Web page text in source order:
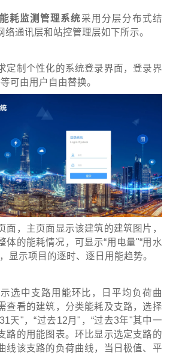
耗监测管理系统采用分层分布式结
通讯层和站控管理层如下所示。
定制个性化的系统登录界面，登录界
可由用户自由替换。
面，主页面显示该建筑的建筑图片，
体的能耗情况，可显示“用电量"“用水
显示项目的逐时、逐日用能趋势。
选中支路用能环比，日平均负荷曲
查看的建筑，分类能耗及支路，选择
天"，“过去12月"，“过去3年"其中一
路的用能图表。环比显示选定支路的
线该支路的负荷曲线，当日极值、平